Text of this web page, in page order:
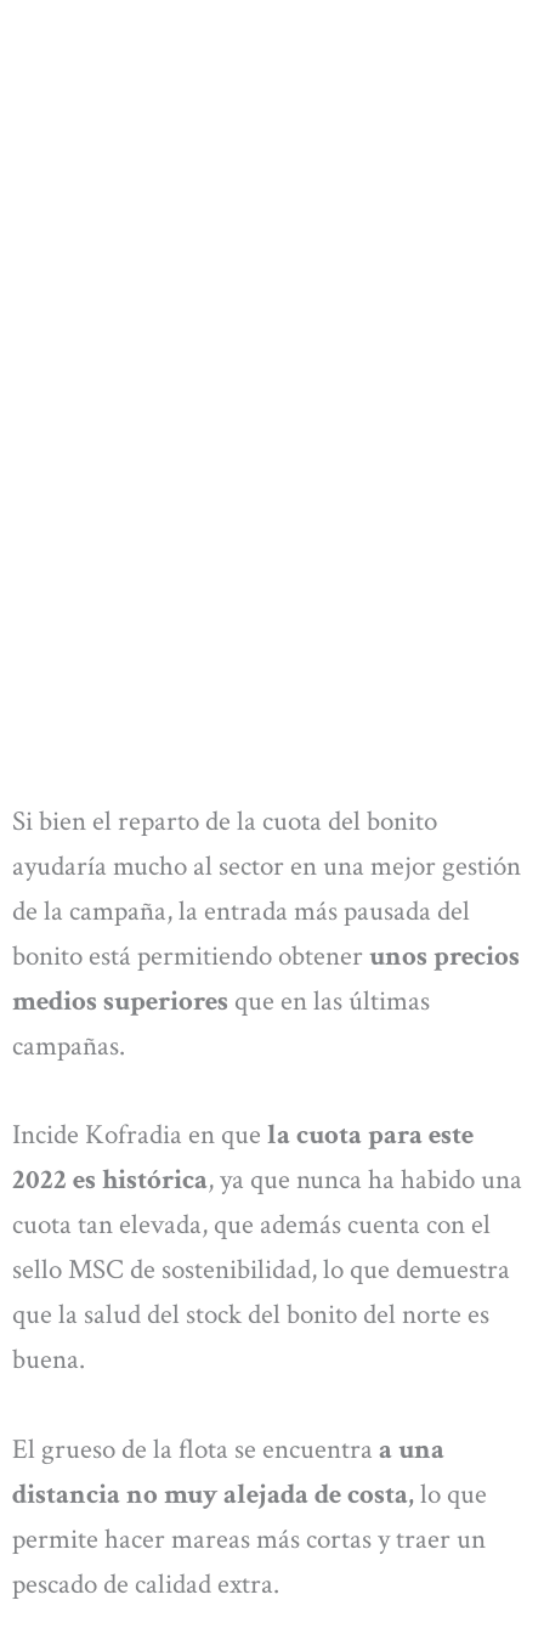
Si bien el reparto de la cuota del bonito
ayudaría mucho al sector en una mejor gestión
de la campaña, la entrada más pausada del
bonito está permitiendo obtenerunos precios
medios superiores que en las últimas
campañas.
Incide Kofradia en que la cuota para este
2022 es histórica, ya que nunca ha habido una
cuota tan elevada, que además cuenta con el
sello MSC de sostenibilidad, lo que demuestra
que la salud del stock del bonito del norte es
buena.
El grueso de la flota se encuentra a una
distancia no muy alejada de costa,lo que
permite hacer mareas más cortas y traer un
pescado de calidad extra.